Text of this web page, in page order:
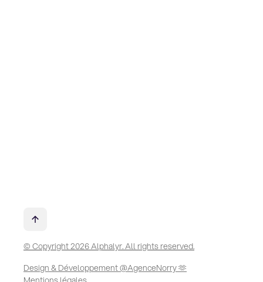
© Copyright 2026 Alphalyr. All rights reserved.
Design & Développement @AgenceNorry 🫶